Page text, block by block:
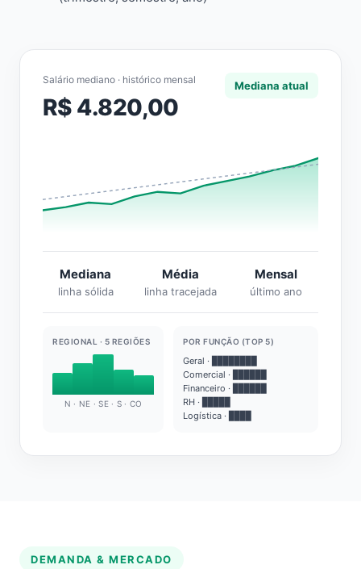
Salário mediano · histórico mensal
R$ 4.820,00
Mediana atual
Mediana
linha sólida
Média
linha tracejada
Mensal
último ano
REGIONAL · 5 REGIÕES
N · NE · SE · S · CO
POR FUNÇÃO (TOP 5)
Geral · ████████
Comercial · ██████
Financeiro · ██████
RH · █████
Logística · ████
DEMANDA & MERCADO